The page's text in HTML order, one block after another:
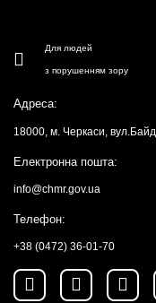
Для людей
з порушенням зору
Адреса:
18000, м. Черкаси,
Електронна пошта:
info@chmr.gov.ua
Телефон:
+38 (0472) 36-01-70